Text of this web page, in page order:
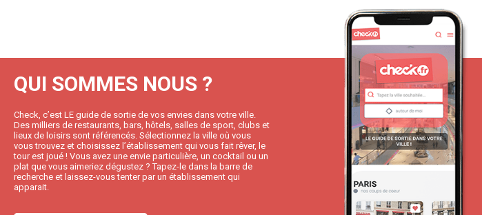
QUI SOMMES NOUS ?
Check, c’est LE guide de sortie de vos envies dans votre ville.
Des milliers de restaurants, bars, hôtels, salles de sport, clubs et
lieux de loisirs sont référencés. Sélectionnez la ville où vous
vous trouvez et choisissez l’établissement qui vous fait rêver, le
tour est joué ! Vous avez une envie particulière, un cocktail ou un
plat que vous aimeriez dégustez ? Tapez-le dans la barre de
recherche et laissez-vous tenter par un établissement qui
apparait.